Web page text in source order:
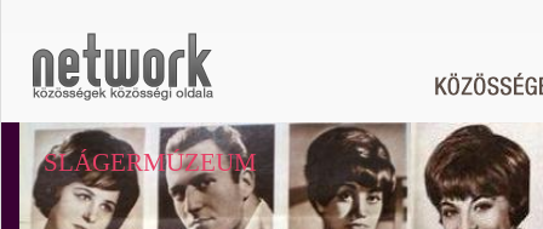
SLÁGERMÚZEUM